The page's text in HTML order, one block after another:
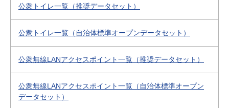
公衆トイレ一覧（推奨データセット）
公衆トイレ一覧（自治体標準オープンデータセット）
公衆無線LANアクセスポイント一覧（推奨データセット）
公衆無線LANアクセスポイント一覧（自治体標準オープン
データセット）